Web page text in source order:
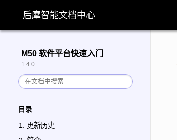
M50 软件平台快速入门
1.4.0
目录
1. 更新历史